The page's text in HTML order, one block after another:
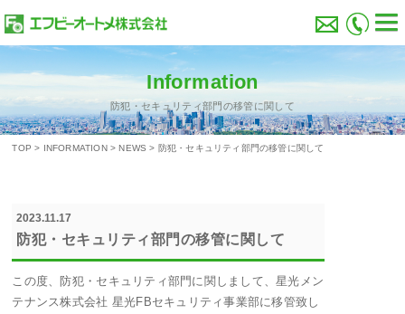
Information
防犯・セキュリティ部門の移管に関して
TOP > INFORMATION>NEWS > 防犯・セキュリティ部門の移管に関して
2023.11.17
防犯・セキュリティ部門の移管に関して
この度、防犯・セキュリティ部門に関しまして、星光メン
テナンス株式会社 星光FBセキュリティ事業部に移管致し